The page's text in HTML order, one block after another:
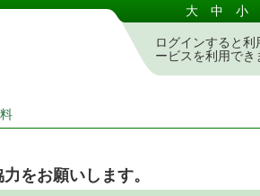
大 中 小
ログインすると
ービスを利用でき
をお願いします。